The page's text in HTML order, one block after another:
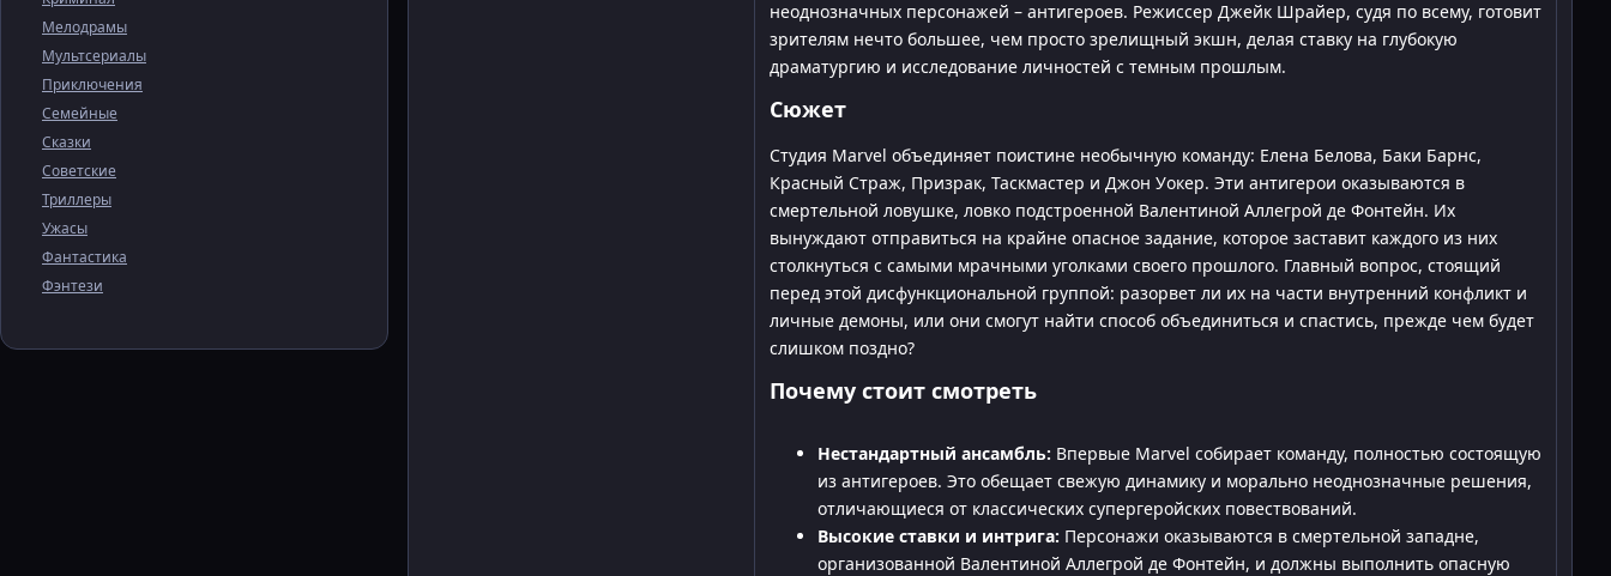
Мелодрамы
Мультсериалы
Приключения
Семейные
Сказки
Советские
Триллеры
Ужасы
Фантастика
Фэнтези
неоднозначных персонажей – антигероев. Режиссер Джейк Шрайер, судя по всему, готовит
зрителям нечто большее, чем просто зрелищный экшн, делая ставку на глубокую
драматургию и исследование личностей с темным прошлым.
Сюжет
Студия Marvel объединяет поистине необычную команду: Елена Белова, Баки Барнс,
Красный Страж, Призрак, Таскмастер и Джон Уокер. Эти антигерои оказываются в
смертельной ловушке, ловко подстроенной Валентиной Аллегрой де Фонтейн. Их
вынуждают отправиться на крайне опасное задание, которое заставит каждого из них
столкнуться с самыми мрачными уголками своего прошлого. Главный вопрос, стоящий
перед этой дисфункциональной группой: разорвет ли их на части внутренний конфликт и
личные демоны, или они смогут найти способ объединиться и спастись, прежде чем будет
слишком поздно?
Почему стоит смотреть
Нестандартный ансамбль: Впервые Marvel собирает команду, полностью состоящую
из антигероев. Это обещает свежую динамику и морально неоднозначные решения,
отличающиеся от классических супергеройских повествований.
Высокие ставки и интрига: Персонажи оказываются в смертельной западне,
организованной Валентиной Аллегрой де Фонтейн, и должны выполнить опасную